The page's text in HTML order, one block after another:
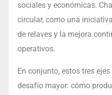
sociales y económicas.
circular, como una
de relaves y la mejora
operativos.
En conjunto, estos tres
desafío mayor: cómo